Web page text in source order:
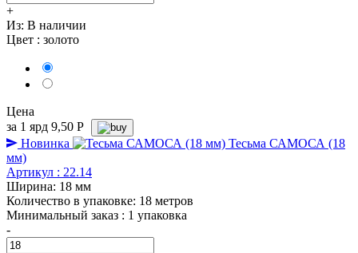
+
Из: В наличии
Цвет : золото
Цена
за 1 ярд 9,50 Р
Новинка
Тесьма САМОСА (18
мм)
Артикул : 22.14
Ширина: 18 мм
Количество в упаковке: 18 метров
Минимальный заказ : 1 упаковка
-